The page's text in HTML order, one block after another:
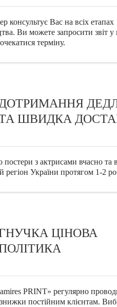
консультує Вас на всіх етапах
Ви можете запросити звіт у
терміну.
ДОТРИМАННЯ
ШВИДКА
з актрисами вчасно та
регіон України протягом 1-2
ЦІНОВА
PRINT» регулярно
постійним клієнтам.